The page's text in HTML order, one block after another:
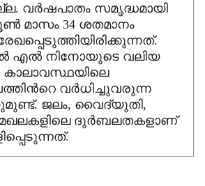
വർഷപാതം സമൃദ്ധമായി
മാസം 34 ശതമാനം
എൽ നിനോയുടെ വലിയ
കാലാവസ്ഥയിലെ
വർധിച്ചുവരുന്ന
ജലം, വൈദ്യുതി,
ദുർബലതകളാണ്